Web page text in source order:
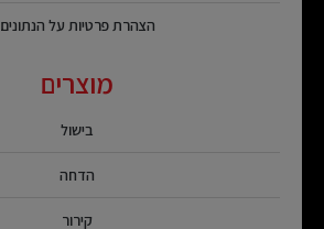
הצהרת פרטיות על הנתונים
מוצרים
בישול
הדחה
קירור